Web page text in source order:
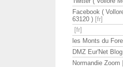
Facebook (
63120 )
les Monts du
DMZ Eur'Net Blog
Normandie Zoom